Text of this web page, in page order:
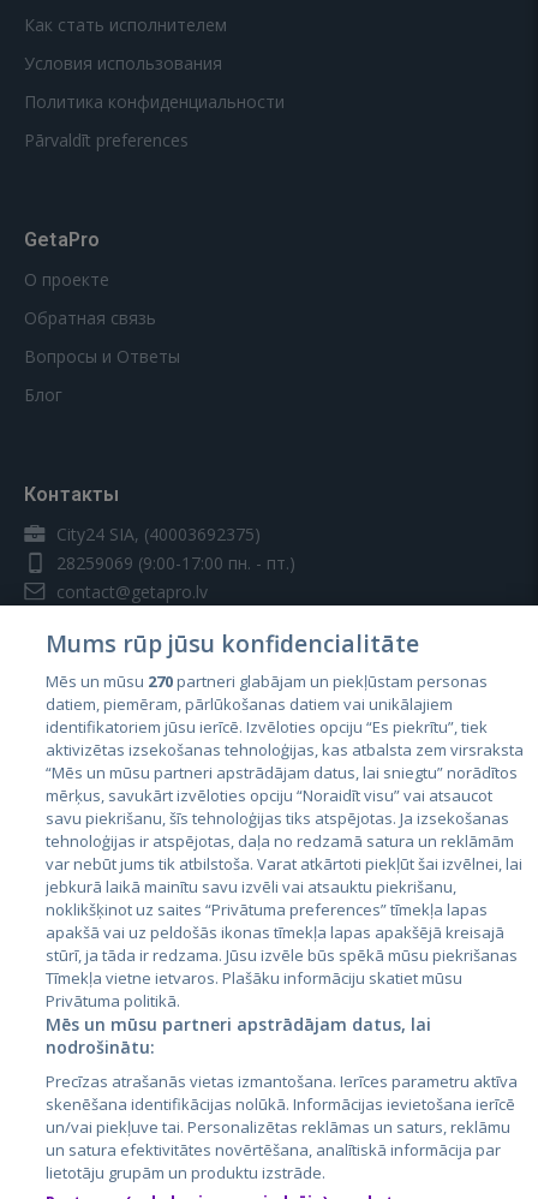
Как стать исполнителем
Условия использования
Политика конфиденциальности
Pārvaldīt preferences
GetaPro
О проекте
Обратная связь
Вопросы и Ответы
Блог
Контакты
City24 SIA, (40003692375)
28259069 (9:00-17:00 пн. - пт.)
contact@getapro.lv
Страны
Эстония
Латвия
Литва
City24.lv
City24.ee
GetaPro.lv
GetaPro.ee
Skelbiu.lt
CVbankas.lt
Kainos.lt
Paslaugos.lt
auto24.ee
Mums rūp jūsu konfidencialitāte
Mēs un mūsu 270partneri glabājam un piekļūstam personas
datiem, piemēram, pārlūkošanas datiem vai unikālajiem
identifikatoriem jūsu ierīcē. Izvēloties opciju “Es piekrītu”, tiek
aktivizētas izsekošanas tehnoloģijas, kas atbalsta zem virsraksta
“Mēs un mūsu partneri apstrādājam datus, lai sniegtu” norādītos
mērķus, savukārt izvēloties opciju “Noraidīt visu” vai atsaucot
savu piekrišanu, šīs tehnoloģijas tiks atspējotas. Ja izsekošanas
tehnoloģijas ir atspējotas, daļa no redzamā satura un reklāmām
var nebūt jums tik atbilstoša. Varat atkārtoti piekļūt šai izvēlnei, lai
jebkurā laikā mainītu savu izvēli vai atsauktu piekrišanu,
noklikšķinot uz saites “Privātuma preferences” tīmekļa lapas
apakšā vai uz peldošās ikonas tīmekļa lapas apakšējā kreisajā
stūrī, ja tāda ir redzama. Jūsu izvēle būs spēkā mūsu piekrišanas
Tīmekļa vietne ietvaros. Plašāku informāciju skatiet mūsu
Privātuma politikā.
Mēs un mūsu partneri apstrādājam datus, lai
nodrošinātu:
Precīzas atrašanās vietas izmantošana. Ierīces parametru aktīva
skenēšana identifikācijas nolūkā. Informācijas ievietošana ierīcē
un/vai piekļuve tai. Personalizētas reklāmas un saturs, reklāmu
un satura efektivitātes novērtēšana, analītiskā informācija par
lietotāju grupām un produktu izstrāde.